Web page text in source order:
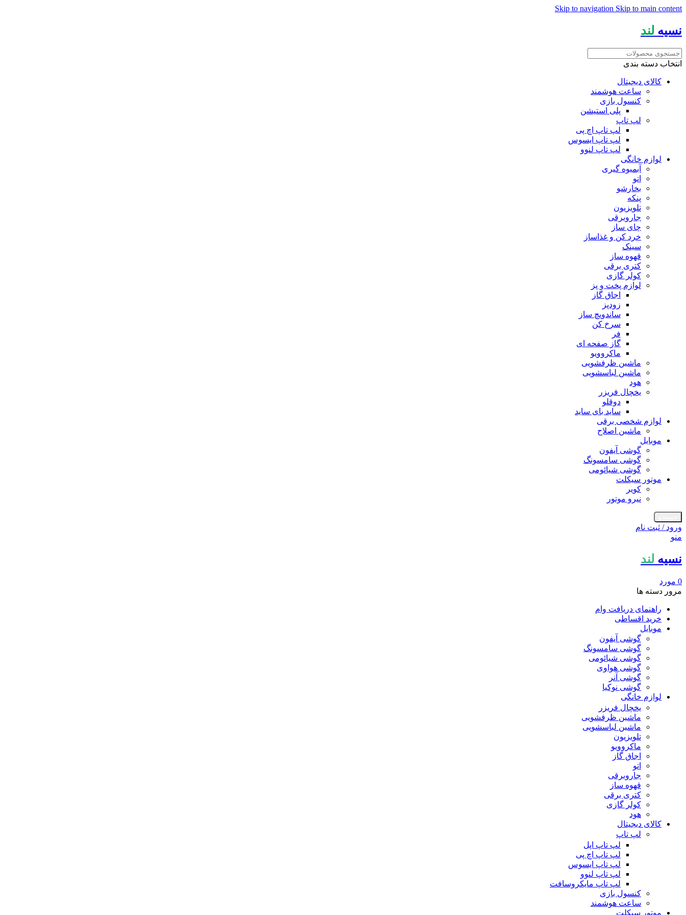
Skip to navigation Skip to main content
نسیه لند
انتخاب دسته بندی
کالای دیجیتال
ساعت هوشمند
کنسول بازی
پلی استیشن
لپ تاپ
لپ تاپ اچ پی
لپ تاپ ایسوس
لپ تاپ لنوو
لوازم خانگی
آبمیوه گیری
اتو
بخارشو
پنکه
تلویزیون
جاروبرقی
چای ساز
خرد کن و غذاساز
سینک
قهوه ساز
کتری برقی
کولر گازی
لوازم پخت و پز
اجاق گاز
زودپز
ساندویچ ساز
سرخ کن
فر
گاز صفحه ای
ماکروویو
ماشین ظرفشویی
ماشین لباسشویی
هود
یخچال فریزر
دوقلو
ساید بای ساید
لوازم شخصی برقی
ماشین اصلاح
موبایل
گوشی آیفون
گوشی سامسونگ
گوشی شیائومی
موتور سیکلت
کویر
نیرو موتور
ورود / ثبت نام
منو
نسیه لند
0 مورد
مرور دسته ها
راهنمای دریافت وام
خرید اقساطی
موبایل
گوشی آیفون
گوشی سامسونگ
گوشی شیائومی
گوشی هواوی
گوشی آنر
گوشی نوکیا
لوازم خانگی
یخچال فریزر
ماشین ظرفشویی
ماشین لباسشویی
تلویزیون
ماکروویو
اجاق گاز
اتو
جاروبرقی
قهوه ساز
کتری برقی
کولر گازی
هود
کالای دیجیتال
لپ تاپ
لپ تاپ اپل
لپ تاپ اچ پی
لپ تاپ ایسوس
لپ تاپ لنوو
لپ تاپ مایکروسافت
کنسول بازی
ساعت هوشمند
موتور سیکلت